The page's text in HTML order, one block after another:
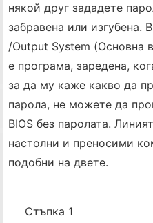
някой друг зададете
забравена или изгубена.
/Output System (Основна
е програма, заредена,
за да му каже какво да
парола, не можете да
BIOS без паролата.
настолни и преносими
подобни на двете.
Стъпка 1